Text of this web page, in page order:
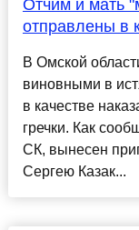
Отчим и мать
отправлены в
В Омской
виновными в
в качестве
гречки. Как
СК, вынесен
Сергею Казак...